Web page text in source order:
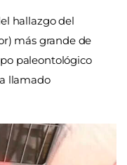
hallazgo del
más grande de
paleontológico
llamado